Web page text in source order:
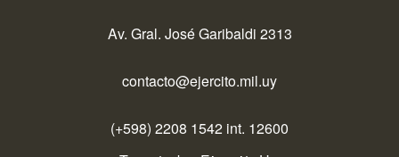
Av. Gral. José Garibaldi 2313
contacto@ejercito.mil.uy
(+598) 2208 1542 int. 12600